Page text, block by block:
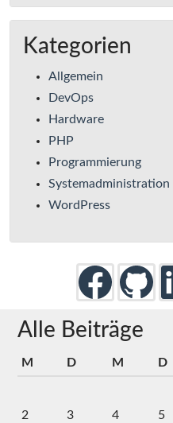
Kategorien
Allgemein
DevOps
Hardware
PHP
Programmierung
Systemadministration
WordPress
Alle Beiträge
M D M D
2
3 4 5